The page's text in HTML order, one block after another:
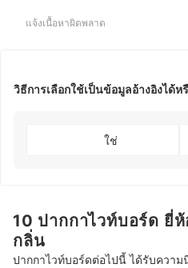
แจ้งเนื้อหาผิดพลาด
วิธีการเลือกใช้เป็นข้อมูลอ้างอิงได้ห
ใช่
10 ปากกาไวท์บอร์ด ยี่
กลิ่น
ปากกาไวท์บอร์ดต่อไปนี้ ได้รับควา